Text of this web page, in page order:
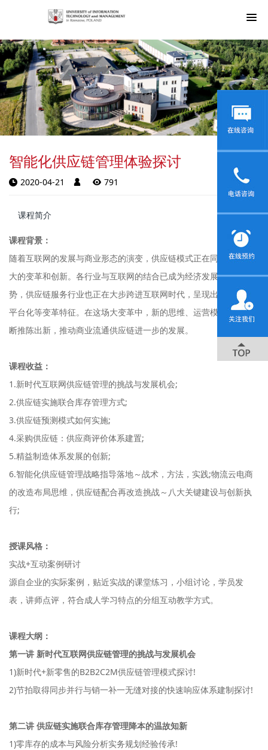
智能化供应链管理体验探讨
2020-04-21 791
课程简介
课程背景：
随着互联网的发展与商业形态的演变，供应链模式正在同步进行重
大的变革和创新。各行业与互联网的结合已成为经济发展的必然趋
势，供应链服务行业也正在大步跨进互联网时代，呈现出扁平化、
平台化等变革特征。在这场大变革中，新的思维、运营模式也将不
断推陈出新，推动商业流通供应链进一步的发展。
课程收益：
1.新时代互联网供应链管理的挑战与发展机会;
2.供应链实施联合库存管理方式;
3.供应链预测模式如何实施;
4.采购供应链：供应商评价体系建置;
5.精益制造体系发展的创新;
6.智能化供应链管理战略指导落地～战术，方法，实践;物流云电商
的改造布局思维，供应链配合再改造挑战～八大关键建设与创新执
行;
授课风格：
实战+互动案例研讨
源自企业的实际案例，贴近实战的课堂练习，小组讨论，学员发
表，讲师点评，符合成人学习特点的分组互动教学方式。
课程大纲：
第一讲 新时代互联网供应链管理的挑战与发展机会
1)新时代+新零售的B2B2C2M供应链管理模式探讨!
2)节拍取得同步并行与销一补一无缝对接的快速响应体系建制探讨!
第二讲 供应链实施联合库存管理降本的温故知新
1)零库存的成本与风险分析实务规划经验传承!